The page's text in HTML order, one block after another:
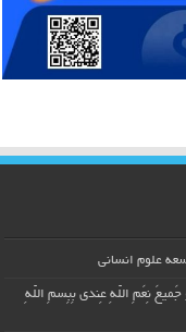
علوم انسانی
نِعَمِ اللّهِ عِندی بِبِسمِ اللّهِ